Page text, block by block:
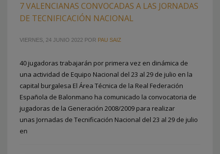
7 VALENCIANAS CONVOCADAS A LAS JORNADAS
DE TECNIFICACIÓN NACIONAL
VIERNES, 24 JUNIO 2022 POR PAU SAIZ
40 jugadoras trabajarán por primera vez en dinámica de
una actividad de Equipo Nacional del 23 al 29 de julio en la
capital burgalesa El Área Técnica de la Real Federación
Española de Balonmano ha comunicado la convocatoria de
jugadoras de la Generación 2008/2009 para realizar
unas Jornadas de Tecnificación Nacional del 23 al 29 de julio
en